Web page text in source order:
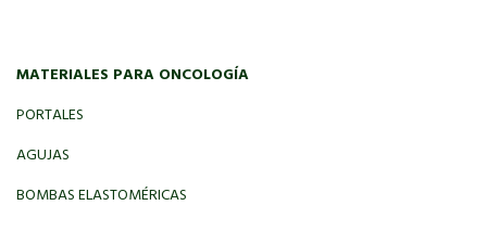
MATERIALES PARA ONCOLOGÍA
PORTALES
AGUJAS
BOMBAS ELASTOMÉRICAS